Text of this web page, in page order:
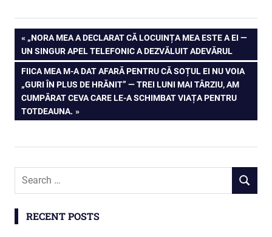
Post
navigation
PREVIOUS
POST:
„NORA MEA A DECLARAT CĂ LOCUINȚA MEA ESTE A EI —
UN SINGUR APEL TELEFONIC A DEZVĂLUIT ADEVĂRUL
NEXT
POST:
FIICA MEA M-A DAT AFARĂ PENTRU CĂ SOȚUL EI NU VOIA
„GURI ÎN PLUS DE HRĂNIT” — TREI LUNI MAI TÂRZIU, AM
CUMPĂRAT CEVA CARE LE-A SCHIMBAT VIAȚA PENTRU
TOTDEAUNA.
RECENT POSTS